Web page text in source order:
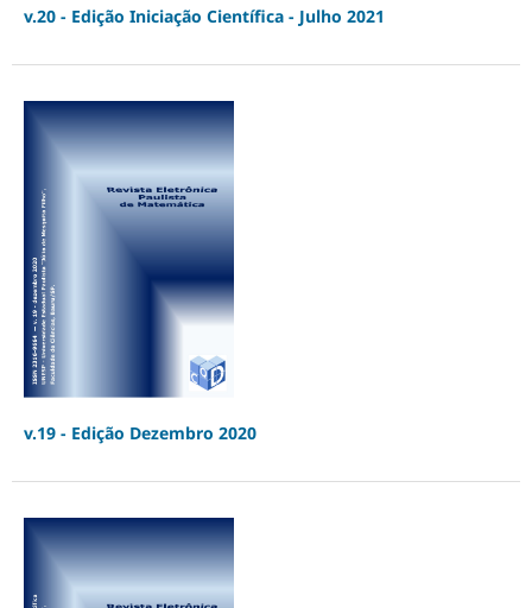
v.20 - Edição Iniciação Científica - Julho 2021
v.19 - Edição Dezembro 2020